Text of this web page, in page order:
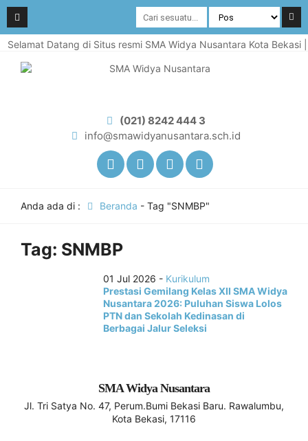
Selamat Datang di Situs resmi SMA Widya Nusantara Kota Bekasi
(021) 8242 444 3
info@smawidyanusantara.sch.id
Anda ada di : Beranda - Tag "SNMBP"
Tag: SNMBP
01 Jul 2026 - Kurikulum
Prestasi Gemilang Kelas XII SMA Widya
Nusantara 2026: Puluhan Siswa Lolos
PTN dan Sekolah Kedinasan di
Berbagai Jalur Seleksi
SMA Widya Nusantara
Jl. Tri Satya No. 47, Perum.Bumi Bekasi Baru. Rawalumbu,
Kota Bekasi, 17116